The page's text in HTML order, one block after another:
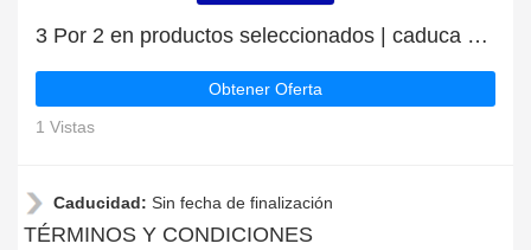
3 Por 2 en productos seleccionados | caduca pronto
Obtener Oferta
1 Vistas
Caducidad: Sin fecha de finalización
TÉRMINOS Y CONDICIONES